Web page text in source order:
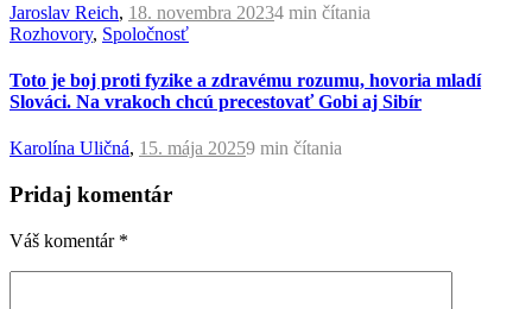
Jaroslav Reich, 18. novembra 20234 min čítania
Rozhovory, Spoločnosť
Toto je boj proti fyzike a zdravému rozumu, hovoria mladí
Slováci. Na vrakoch chcú precestovať Gobi aj Sibír
Karolína Uličná, 15. mája 20259 min čítania
Pridaj komentár
Váš komentár *